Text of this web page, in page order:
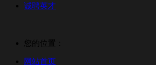
诚聘英才
您的位置：
网站首页